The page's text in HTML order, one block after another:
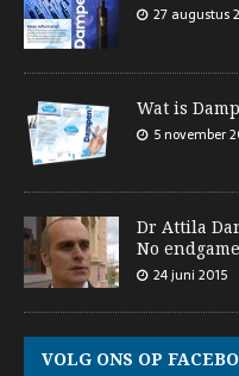
27 augustus
Wat is
5 november
Dr Attila
No
24 juni 2015
VOLG ONS OP